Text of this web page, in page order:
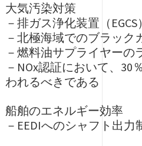
大気汚染対策
－排ガス浄化装置（
－北極海域でのブラッ
－燃料油サプライヤー
－NOx認証において、
われるべきである
船舶のエネルギー効率
－EEDIへのシャフト出